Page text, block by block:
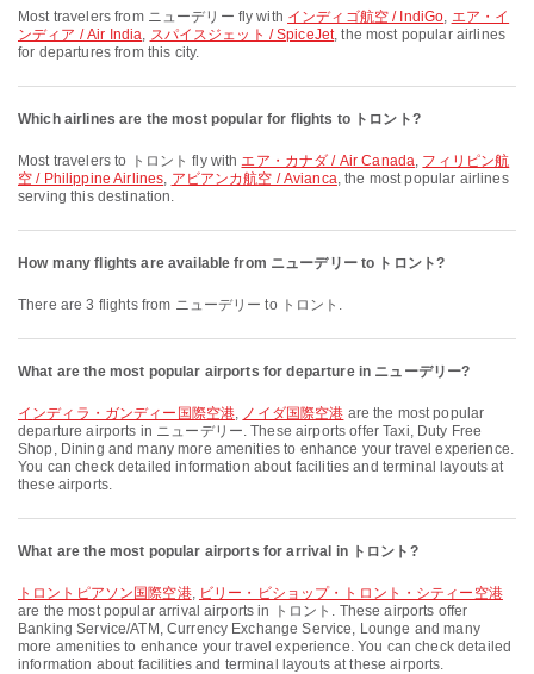
Most travelers from ニューデリー fly with インディゴ航空 / IndiGo, エア・イ
ンディア / Air India, スパイスジェット / SpiceJet, the most popular airlines
for departures from this city.
Which airlines are the most popular for flights to トロント?
Most travelers to トロント fly with エア・カナダ / Air Canada, フィリピン航
空 / Philippine Airlines, アビアンカ航空 / Avianca, the most popular airlines
serving this destination.
How many flights are available from ニューデリー to トロント?
There are 3 flights from ニューデリー to トロント.
What are the most popular airports for departure in ニューデリー?
インディラ・ガンディー国際空港, ノイダ国際空港 are the most popular
departure airports in ニューデリー. These airports offer Taxi, Duty Free
Shop, Dining and many more amenities to enhance your travel experience.
You can check detailed information about facilities and terminal layouts at
these airports.
What are the most popular airports for arrival in トロント?
トロントピアソン国際空港, ビリー・ビショップ・トロント・シティー空港
are the most popular arrival airports in トロント. These airports offer
Banking Service/ATM, Currency Exchange Service, Lounge and many
more amenities to enhance your travel experience. You can check detailed
information about facilities and terminal layouts at these airports.